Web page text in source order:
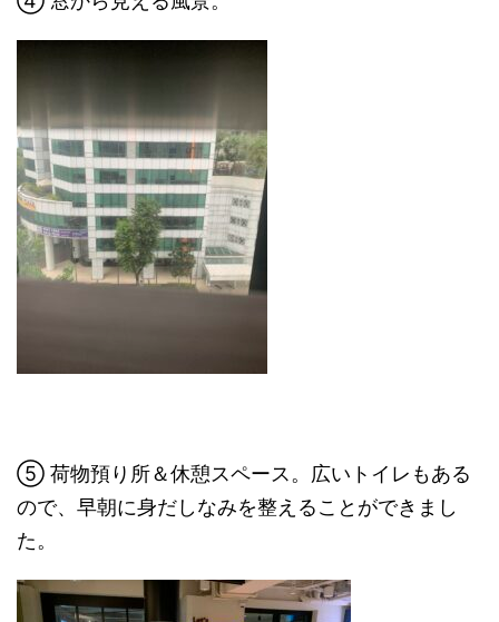
⑤ 荷物預り所＆休憩スペース。広いトイレもある
ので、早朝に身だしなみを整えることができまし
た。